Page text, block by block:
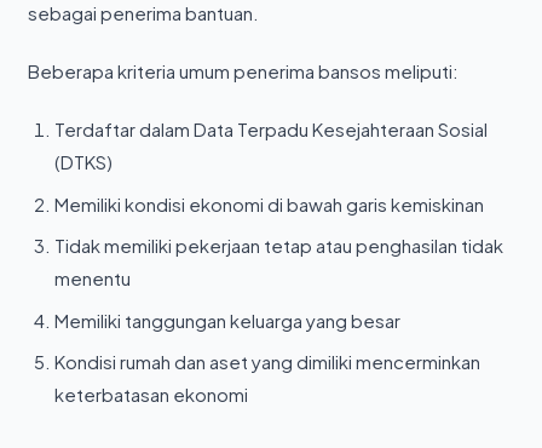
sebagai penerima bantuan.
Beberapa kriteria umum penerima bansos meliputi:
Terdaftar dalam Data Terpadu Kesejahteraan Sosial
(DTKS)
Memiliki kondisi ekonomi di bawah garis kemiskinan
Tidak memiliki pekerjaan tetap atau penghasilan tidak
menentu
Memiliki tanggungan keluarga yang besar
Kondisi rumah dan aset yang dimiliki mencerminkan
keterbatasan ekonomi